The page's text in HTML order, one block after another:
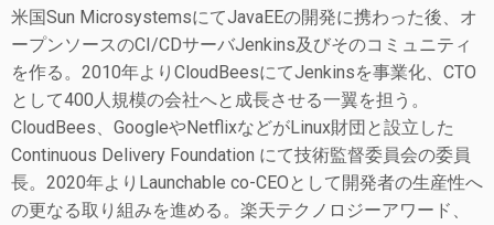
米国Sun MicrosystemsにてJavaEEの開発に携わった後、オ
ープンソースのCI/CDサーバJenkins及びそのコミュニティ
を作る。2010年よりCloudBeesにてJenkinsを事業化、CTO
として400人規模の会社へと成長させる一翼を担う。
CloudBees、GoogleやNetflixなどがLinux財団と設立した
Continuous Delivery Foundation にて技術監督委員会の委員
長。2020年よりLaunchable co-CEOとして開発者の生産性へ
の更なる取り組みを進める。楽天テクノロジーアワード、